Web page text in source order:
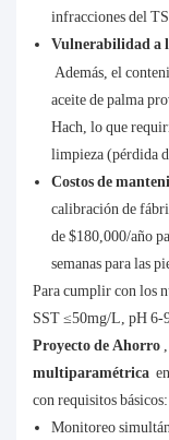
infracciones del
Vulnerabilidad a
Además, el
aceite de palma
Hach, lo que
limpieza (pérdida
Costos de
calibración de
de $180,000/año
semanas para las
Para cumplir con los
SST ≤50mg/L, pH 6-
Proyecto de Ahorro
multiparamétrica
con requisitos básicos:
Monitoreo